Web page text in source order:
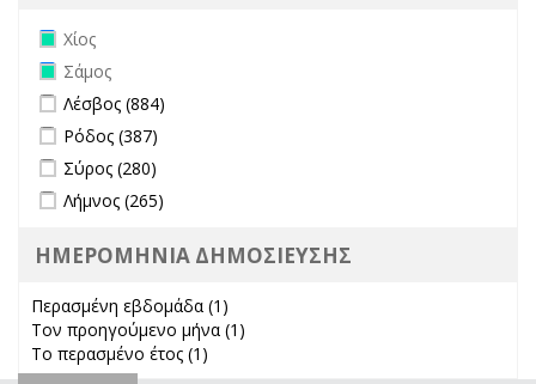
Remove Χίος filter
Χίος
Remove Σάμος filter
Σάμος
Apply Λέσβος filter
Λέσβος (884)
Apply Ρόδος filter
Ρόδος (387)
Apply Σύρος filter
Σύρος (280)
Apply Λήμνος filter
Λήμνος (265)
ΗΜΕΡΟΜΗΝΙΑ ΔΗΜΟΣΙΕΥΣΗΣ
Περασμένη εβδομάδα (1)
Τον προηγούμενο μήνα (1)
Το περασμένο έτος (1)